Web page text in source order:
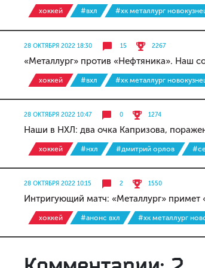
хоккей #вхл #хк металлург
28 ОКТЯБРЯ 2022 18:30 15 2267
«Металлург» против «Нефтяника». Наш
хоккей #вхл #хк металлург
28 ОКТЯБРЯ 2022 10:47 0 1274
Наши в НХЛ: два очка Капризова,
хоккей #нхл #дмитрий орлов
28 ОКТЯБРЯ 2022 10:15 2 1550
Интригующий матч: «Металлург» примет
хоккей #анонс вхл #хк металлург